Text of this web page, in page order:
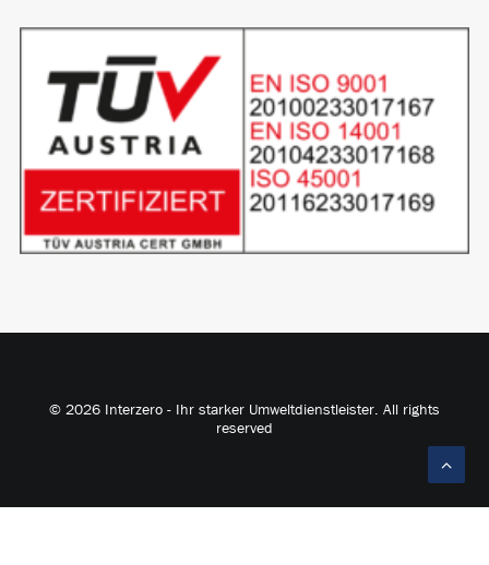
© 2026 Interzero - Ihr starker Umweltdienstleister. All rights
reserved